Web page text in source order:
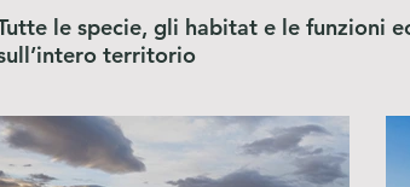
le specie, gli habitat e le funzioni
territorio